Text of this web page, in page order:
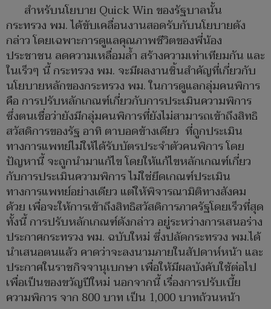
สำหรับนโยบาย Quick Win ของรัฐบาลนั้น
กระทรวง พม. ได้ขับเคลื่อนงานสอดรับกับนโยบายดัง
กล่าว โดยเฉพาะการดูแลคุณภาพชีวิตของพี่น้อง
ประชาชน ลดความเหลื่อมล้ำ สร้างความเท่าเทียมกัน และ
ในเร็วๆ นี้ กระทรวง พม. จะมีผลงานชิ้นสำคัญที่เกี่ยวกับ
นโยบายหลักของกระทรวง พม. ในการดูแลกลุ่มคนพิการ
คือ การปรับหลักเกณฑ์เกี่ยวกับการประเมินความพิการ
ซึ่งตนเชื่อว่ายังมีกลุ่มคนพิการที่ยังไม่สามารถเข้าถึงสิทธิ
สวัสดิการของรัฐ อาทิ ตาบอดข้างเดียว ที่ถูกประเมิน
ทางการแพทย์ไม่ให้ได้รับบัตรประจำตัวคนพิการ โดย
ปัญหานี้ จะถูกนำมาแก้ไข โดยให้แก้ไขหลักเกณฑ์เกี่ยว
กับการประเมินความพิการ ไม่ใช่ยึดเกณฑ์ประเมิน
ทางการแพทย์อย่างเดียว แต่ให้พิจารณามิติทางสังคม
ด้วย เพื่อจะให้การเข้าถึงสิทธิสวัสดิการภาครัฐโดยเร็วที่สุด
ทั้งนี้ การปรับหลักเกณฑ์ดังกล่าว อยู่ระหว่างการเสนอร่าง
ประกาศกระทรวง พม. ฉบับใหม่ ซึ่งปลัดกระทรวง พม.ได้
นำเสนอตนแล้ว คาดว่าจะลงนามภายในสัปดาห์หน้า และ
ประกาศในราชกิจจานุเบกษา เพื่อให้มีผลบังคับใช้ต่อไป
เพื่อเป็นของขวัญปีใหม่ นอกจากนี้ เรื่องการปรับเบี้ย
ความพิการ จาก 800 บาท เป็น 1,000 บาทถ้วนหน้า